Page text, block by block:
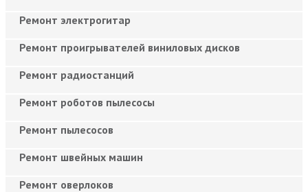
Ремонт электрогитар
Ремонт проигрывателей виниловых дисков
Ремонт радиостанций
Ремонт роботов пылесосы
Ремонт пылесосов
Ремонт швейных машин
Ремонт оверлоков